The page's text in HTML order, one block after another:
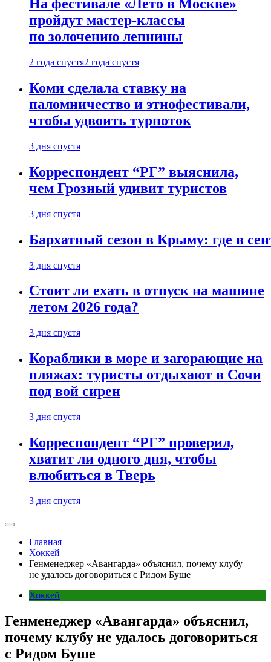
На фестивале «Лето в Москве»
пройдут мастер-классы
по золочению лепнины
2 года спустя2 года спустя
Коми сделала ставку на
паломничество и этнофестивали,
чтобы удвоить турпоток
3 дня спустя
Корреспондент “РГ” выяснила,
чем Грозный удивит туристов
3 дня спустя
Бархатный сезон в Крыму: где в
3 дня спустя
Стоит ли ехать в отпуск на машине
летом 2026 года?
3 дня спустя
Кораблики в море и загорающие на
пляжах: туристы отдыхают в Сочи
под вой сирен
3 дня спустя
Корреспондент “РГ” проверил,
хватит ли одного дня, чтобы
влюбиться в Тверь
3 дня спустя
Главная
Хоккей
Генменеджер «Авангарда» объяснил, почему клубу
не удалось договориться с Ридом Буше
Хоккей
Генменеджер «Авангарда» объяснил,
почему клубу не удалось договориться
с Ридом Буше